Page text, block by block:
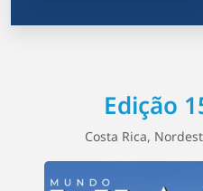
Edição
Costa Rica,